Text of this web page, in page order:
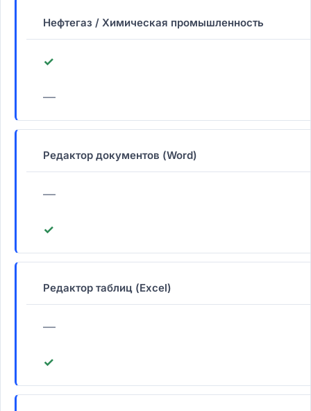
Нефтегаз / Химическая промышленность
✓
—
Редактор документов (Word)
—
✓
Редактор таблиц (Excel)
—
✓